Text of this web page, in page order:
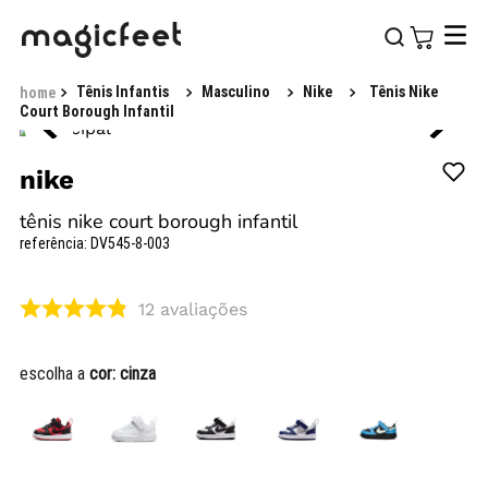
Tênis Infantis Masculino Nike
Tênis Nike
Court Borough Infantil
nike
tênis nike court borough infantil
referência: DV545-8-003
12 avaliações
escolha a cor: cinza